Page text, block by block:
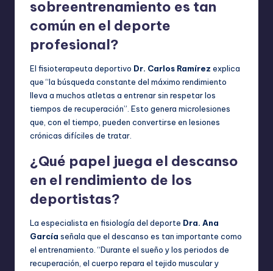
sobreentrenamiento es tan
común en el deporte
profesional?
El fisioterapeuta deportivo Dr. Carlos Ramírez explica
que “la búsqueda constante del máximo rendimiento
lleva a muchos atletas a entrenar sin respetar los
tiempos de recuperación”. Esto genera microlesiones
que, con el tiempo, pueden convertirse en lesiones
crónicas difíciles de tratar.
¿Qué papel juega el descanso
en el rendimiento de los
deportistas?
La especialista en fisiología del deporte Dra. Ana
García señala que el descanso es tan importante como
el entrenamiento. “Durante el sueño y los periodos de
recuperación, el cuerpo repara el tejido muscular y